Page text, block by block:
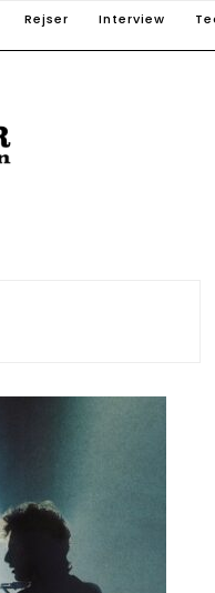
Rejser Interview